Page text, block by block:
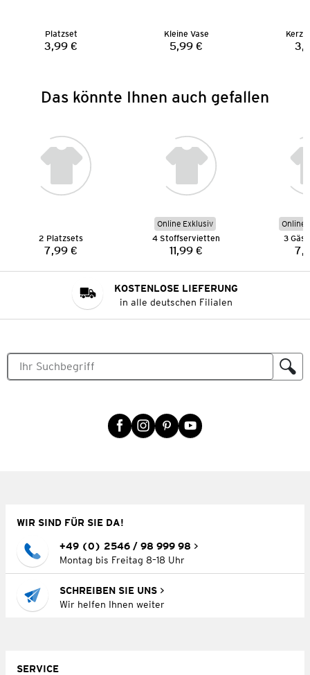
Platzset
Preis:
3,99 €
Kleine Vase
Preis:
5,99 €
Das könnte Ihnen auch gefallen
2 Platzsets
Preis:
7,99 €
Online Exklusiv
4 Stoffservietten
Preis:
11,99 €
Online
3
KOSTENLOSE LIEFERUNG
in alle deutschen Filialen
WIR SIND FÜR SIE DA!
+49 (0) 2546 / 98 999 98
Montag bis Freitag 8–18 Uhr
SCHREIBEN SIE UNS
Wir helfen Ihnen weiter
SERVICE